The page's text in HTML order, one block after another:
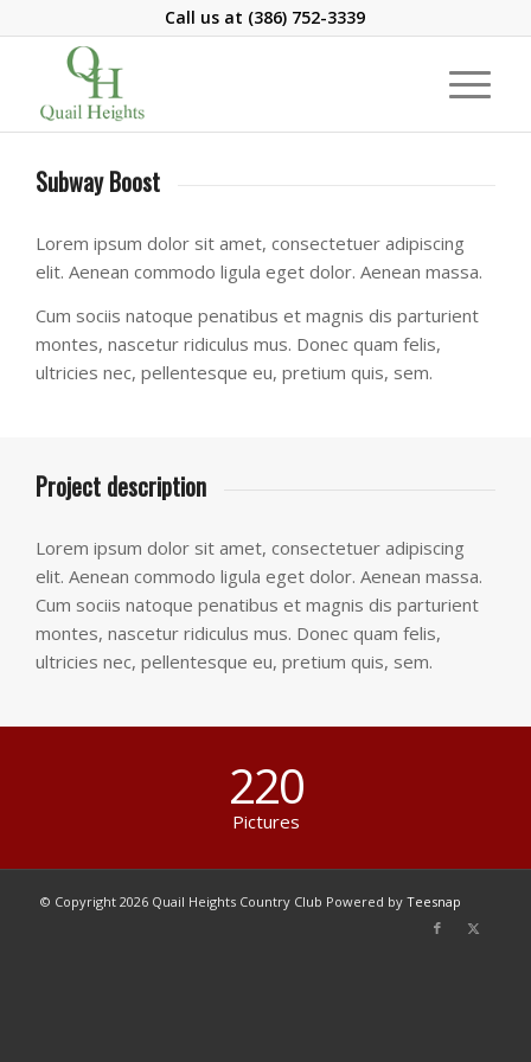
Call us at (386) 752-3339
Subway Boost
Lorem ipsum dolor sit amet, consectetuer adipiscing
elit. Aenean commodo ligula eget dolor. Aenean massa.
Cum sociis natoque penatibus et magnis dis parturient
montes, nascetur ridiculus mus. Donec quam felis,
ultricies nec, pellentesque eu, pretium quis, sem.
Project description
Lorem ipsum dolor sit amet, consectetuer adipiscing
elit. Aenean commodo ligula eget dolor. Aenean massa.
Cum sociis natoque penatibus et magnis dis parturient
montes, nascetur ridiculus mus. Donec quam felis,
ultricies nec, pellentesque eu, pretium quis, sem.
220
Pictures
© Copyright 2026 Quail Heights Country Club Powered by Teesnap